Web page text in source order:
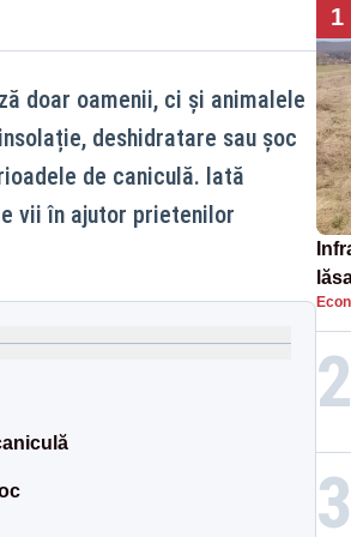
doar oamenii, ci și animalele
deshidratare sau șoc
de caniculă. Iată
vii în ajutor prietenilor
1
2
3